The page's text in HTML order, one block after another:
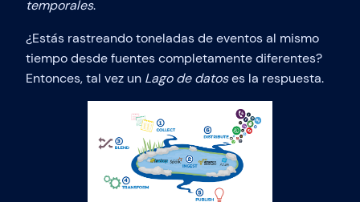
temporales.
¿Estás rastreando toneladas de eventos al mismo
tiempo desde fuentes completamente diferentes?
Entonces, tal vez un Lago de datoses la respuesta.